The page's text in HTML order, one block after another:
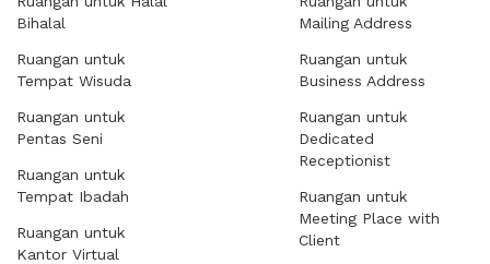
Bihalal
Ruangan untuk
Tempat Wisuda
Ruangan untuk
Pentas Seni
Ruangan untuk
Tempat Ibadah
Ruangan untuk
Kantor Virtual
Mailing Address
Ruangan untuk
Business Address
Ruangan untuk
Dedicated
Receptionist
Ruangan untuk
Meeting Place with
Client